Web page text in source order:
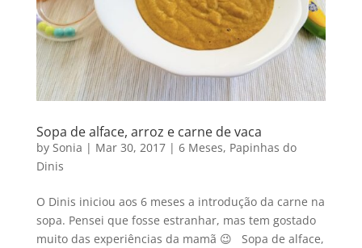
Sopa de alface, arroz e carne de vaca
by Sonia | Mar 30, 2017| 6 Meses, Papinhas do
Dinis
O Dinis iniciou aos 6 meses a introdução da carne na
sopa. Pensei que fosse estranhar, mas tem gostado
muito das experiências da mamã 😉 Sopa de alface,